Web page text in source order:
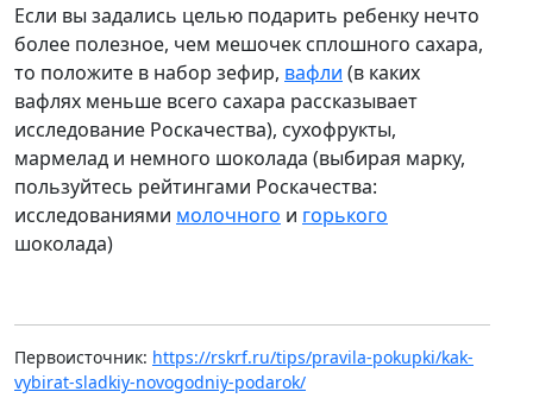
Если вы задались целью подарить ребенку нечто
более полезное, чем мешочек сплошного сахара,
то положите в набор зефир, вафли (в каких
вафлях меньше всего сахара рассказывает
исследование Роскачества), сухофрукты,
мармелад и немного шоколада (выбирая марку,
пользуйтесь рейтингами Роскачества:
исследованиями молочного и горького
шоколада)
Первоисточник: https://rskrf.ru/tips/pravila-pokupki/kak-
vybirat-sladkiy-novogodniy-podarok/